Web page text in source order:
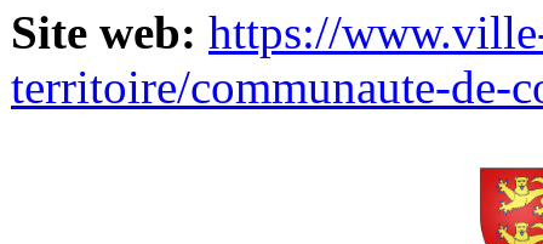
Site web: https://
territoire/communaute-de-